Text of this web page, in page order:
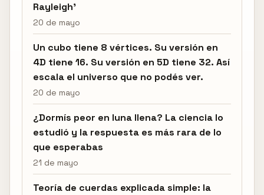
Rayleigh'
20 de mayo
Un cubo tiene 8 vértices. Su versión en
4D tiene 16. Su versión en 5D tiene 32. Así
escala el universo que no podés ver.
20 de mayo
¿Dormís peor en luna llena? La ciencia lo
estudió y la respuesta es más rara de lo
que esperabas
21 de mayo
Teoría de cuerdas explicada simple: la